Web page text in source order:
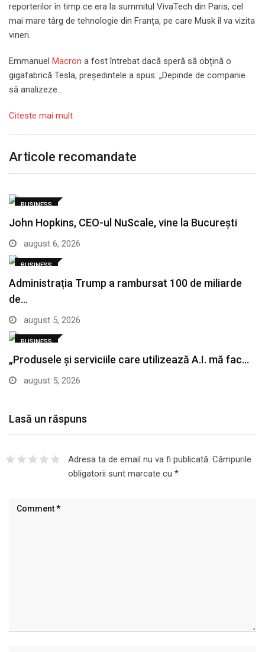
reporterilor în timp ce era la summitul VivaTech din Paris, cel
mai mare târg de tehnologie din Franța, pe care Musk îl va vizita
vineri.
Emmanuel Macron a fost întrebat dacă speră să obțină o
gigafabrică Tesla, președintele a spus: „Depinde de companie
să analizeze…
Citeste mai mult
Articole recomandate
BUSINESS
John Hopkins, CEO-ul NuScale, vine la București
august 6, 2026
BUSINESS
Administrația Trump a rambursat 100 de miliarde
de…
august 5, 2026
BUSINESS
„Produsele și serviciile care utilizează A.I. mă fac…
august 5, 2026
Lasă un răspuns
Adresa ta de email nu va fi publicată. Câmpurile
obligatorii sunt marcate cu *